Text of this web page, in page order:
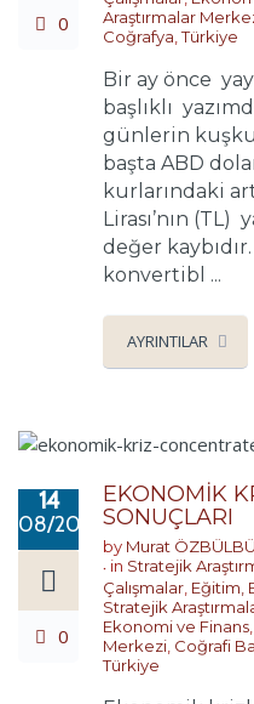
0
Araştırmalar
Coğrafya ,Türkiye
Bir ay önce
başlıklı
günlerin
başta ABD
kurlarındaki
Lirası’nın (TL)
değer
konvertibl ...
AYRINTILAR
14
08/2018
0
EKONOMİK
SONUÇLARI
by Murat
in Stratejik
Çalışmalar, Eğitim,
Stratejik
Ekonomi ve Finans,
Merkezi, Coğrafi
Türkiye